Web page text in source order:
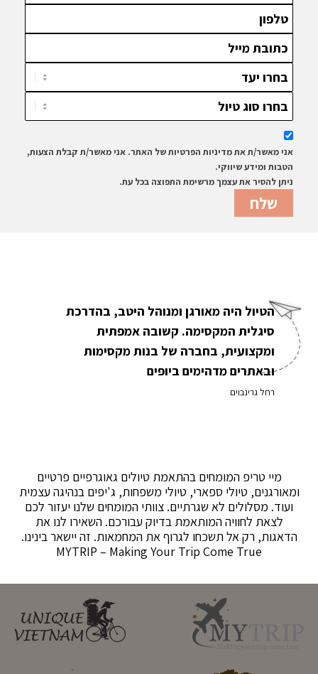
אני מאשר/ת את מדיניות הפרטיות של האתר. אני מאשר/ת קבלת הצעות,
הטבות ומידע שיווקי.
ניתן להסיר את עצמך מרשימת התפוצה בכל עת.
הטיול היה מאורגן ומנוהל היטב, בהדרכת
סיגלית המקסימה. קשובה אמפתית
ומקצועית, בחברה של בנות מקסימות
ובאתרים מדהימים ביופים
רחל גרינבוים
מיי טריפ המומחים בהתאמת טיולים גאוגרפיים פרטיים
ומאורגנים, טיולי ספארי, טיולי משפחות, ג'יפים בנהיגה עצמית
ועוד. מסלולים לא שגרתיים. צוותי המומחים שלנו יעזור לכם
לצאת לחוויה המותאמת בדיוק עבורכם. השאירו לנו את
הדאגות, רק אל תשכחו לגרוף את המחמאות. זה יישאר בינינו.
MYTRIP – Making Your Trip Come True